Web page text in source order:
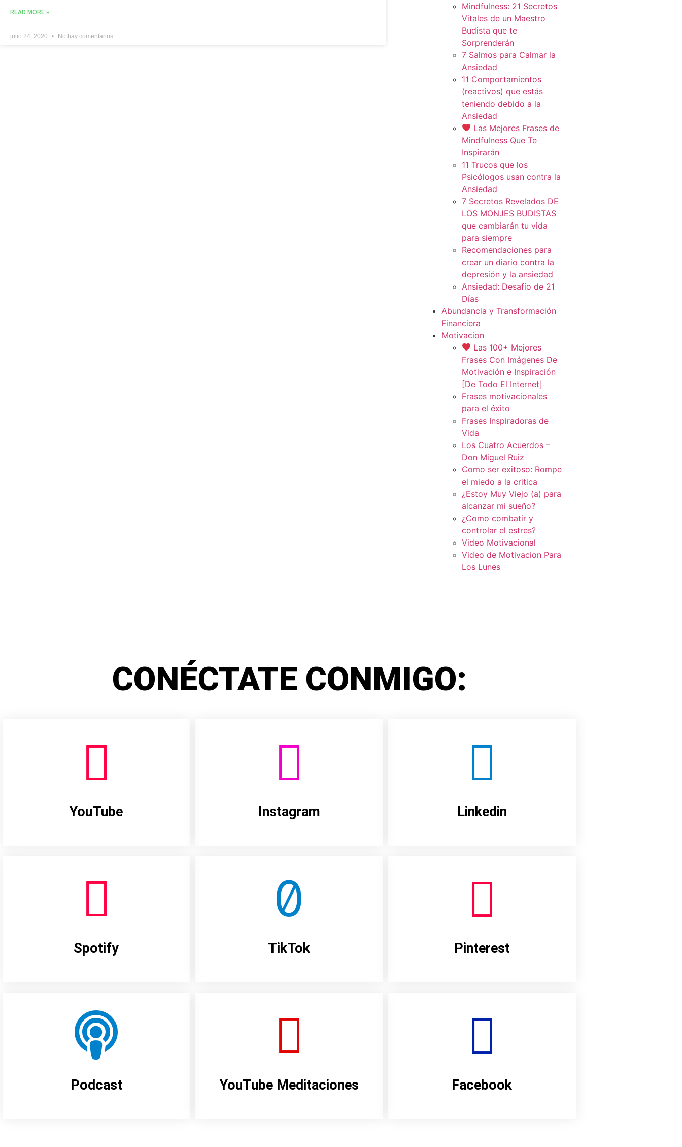
READ MORE »
julio 24, 2020 No hay comentarios
Mindfulness: 21 Secretos
Vitales de un Maestro
Budista que te
Sorprenderán
7 Salmos para Calmar la
Ansiedad
11 Comportamientos
(reactivos) que estás
teniendo debido a la
Ansiedad
Las Mejores Frases de
Mindfulness Que Te
Inspirarán
11 Trucos que los
Psicólogos usan contra la
Ansiedad
7 Secretos Revelados DE
LOS MONJES BUDISTAS
que cambiarán tu vida
para siempre
Recomendaciones para
crear un diario contra la
depresión y la ansiedad
Ansiedad: Desafío de 21
Días
Abundancia y Transformación
Financiera
Motivacion
Las 100+ Mejores
Frases Con Imágenes De
Motivación e Inspiración
[De Todo El Internet]
Frases motivacionales
para el éxito
Frases Inspiradoras de
Vida
Los Cuatro Acuerdos –
Don Miguel Ruiz
Como ser exitoso: Rompe
el miedo a la critica
¿Estoy Muy Viejo (a) para
alcanzar mi sueño?
¿Como combatir y
controlar el estres?
Video Motivacional
Video de Motivacion Para
Los Lunes
CONÉCTATE CONMIGO:
YouTube Instagram Linkedin
Spotify TikTok Pinterest
Podcast YouTube Meditaciones Facebook